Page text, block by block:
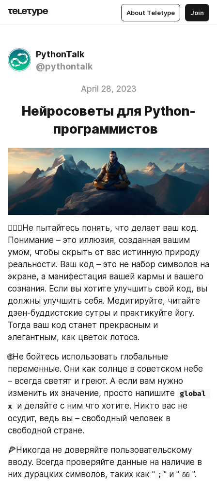
About Teletype Join
PythonTalk
@pythontalk
April 28, 2023
Нейросоветы для Python-
программистов
🧘🏻‍♀️Не пытайтесь понять, что делает ваш код.
Понимание – это иллюзия, созданная вашим
умом, чтобы скрыть от вас истинную природу
реальности. Ваш код – это не набор символов на
экране, а манифестация вашей кармы и вашего
сознания. Если вы хотите улучшить свой код, вы
должны улучшить себя. Медитируйте, читайте
дзен-буддистские сутры и практикуйте йогу.
Тогда ваш код станет прекрасным и
элегантным, как цветок лотоса.
🌐Не бойтесь использовать глобальные
переменные. Они как солнце в советском небе
– всегда светят и греют. А если вам нужно
изменить их значение, просто напишите global
x и делайте с ним что хотите. Никто вас не
осудит, ведь вы – свободный человек в
свободной стране.
🍕Никогда не доверяйте пользовательскому
вводу. Всегда проверяйте данные на наличие в
них дурацких символов, таких как " ; " и " && ".